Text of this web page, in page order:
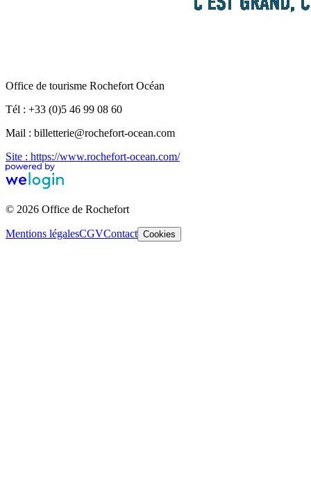
Office de tourisme Rochefort Océan
Tél : +33 (0)5 46 99 08 60
Mail : billetterie@rochefort-ocean.com
Site : https://www.rochefort-ocean.com/
© 2026 Office de Rochefort
Mentions légalesCGVContact Cookies